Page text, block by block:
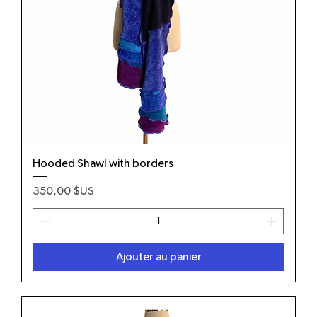
Hooded Shawl with borders
Prix
350,00 $US
Ajouter au panier